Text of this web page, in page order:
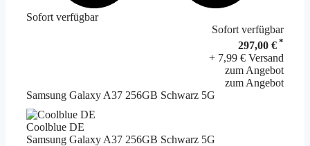
Sofort verfügbar
Sofort verfügbar
297,00 € *
+ 7,99 € Versand
zum Angebot
zum Angebot
Samsung Galaxy A37 256GB Schwarz 5G
Coolblue DE
Samsung Galaxy A37 256GB Schwarz 5G